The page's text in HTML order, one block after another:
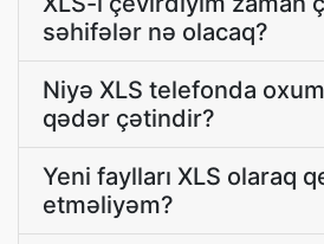
səhifələr nə olacaq?
Niyə XLS telefonda
qədər çətindir?
Yeni faylları XLS olaraq
etməliyəm?